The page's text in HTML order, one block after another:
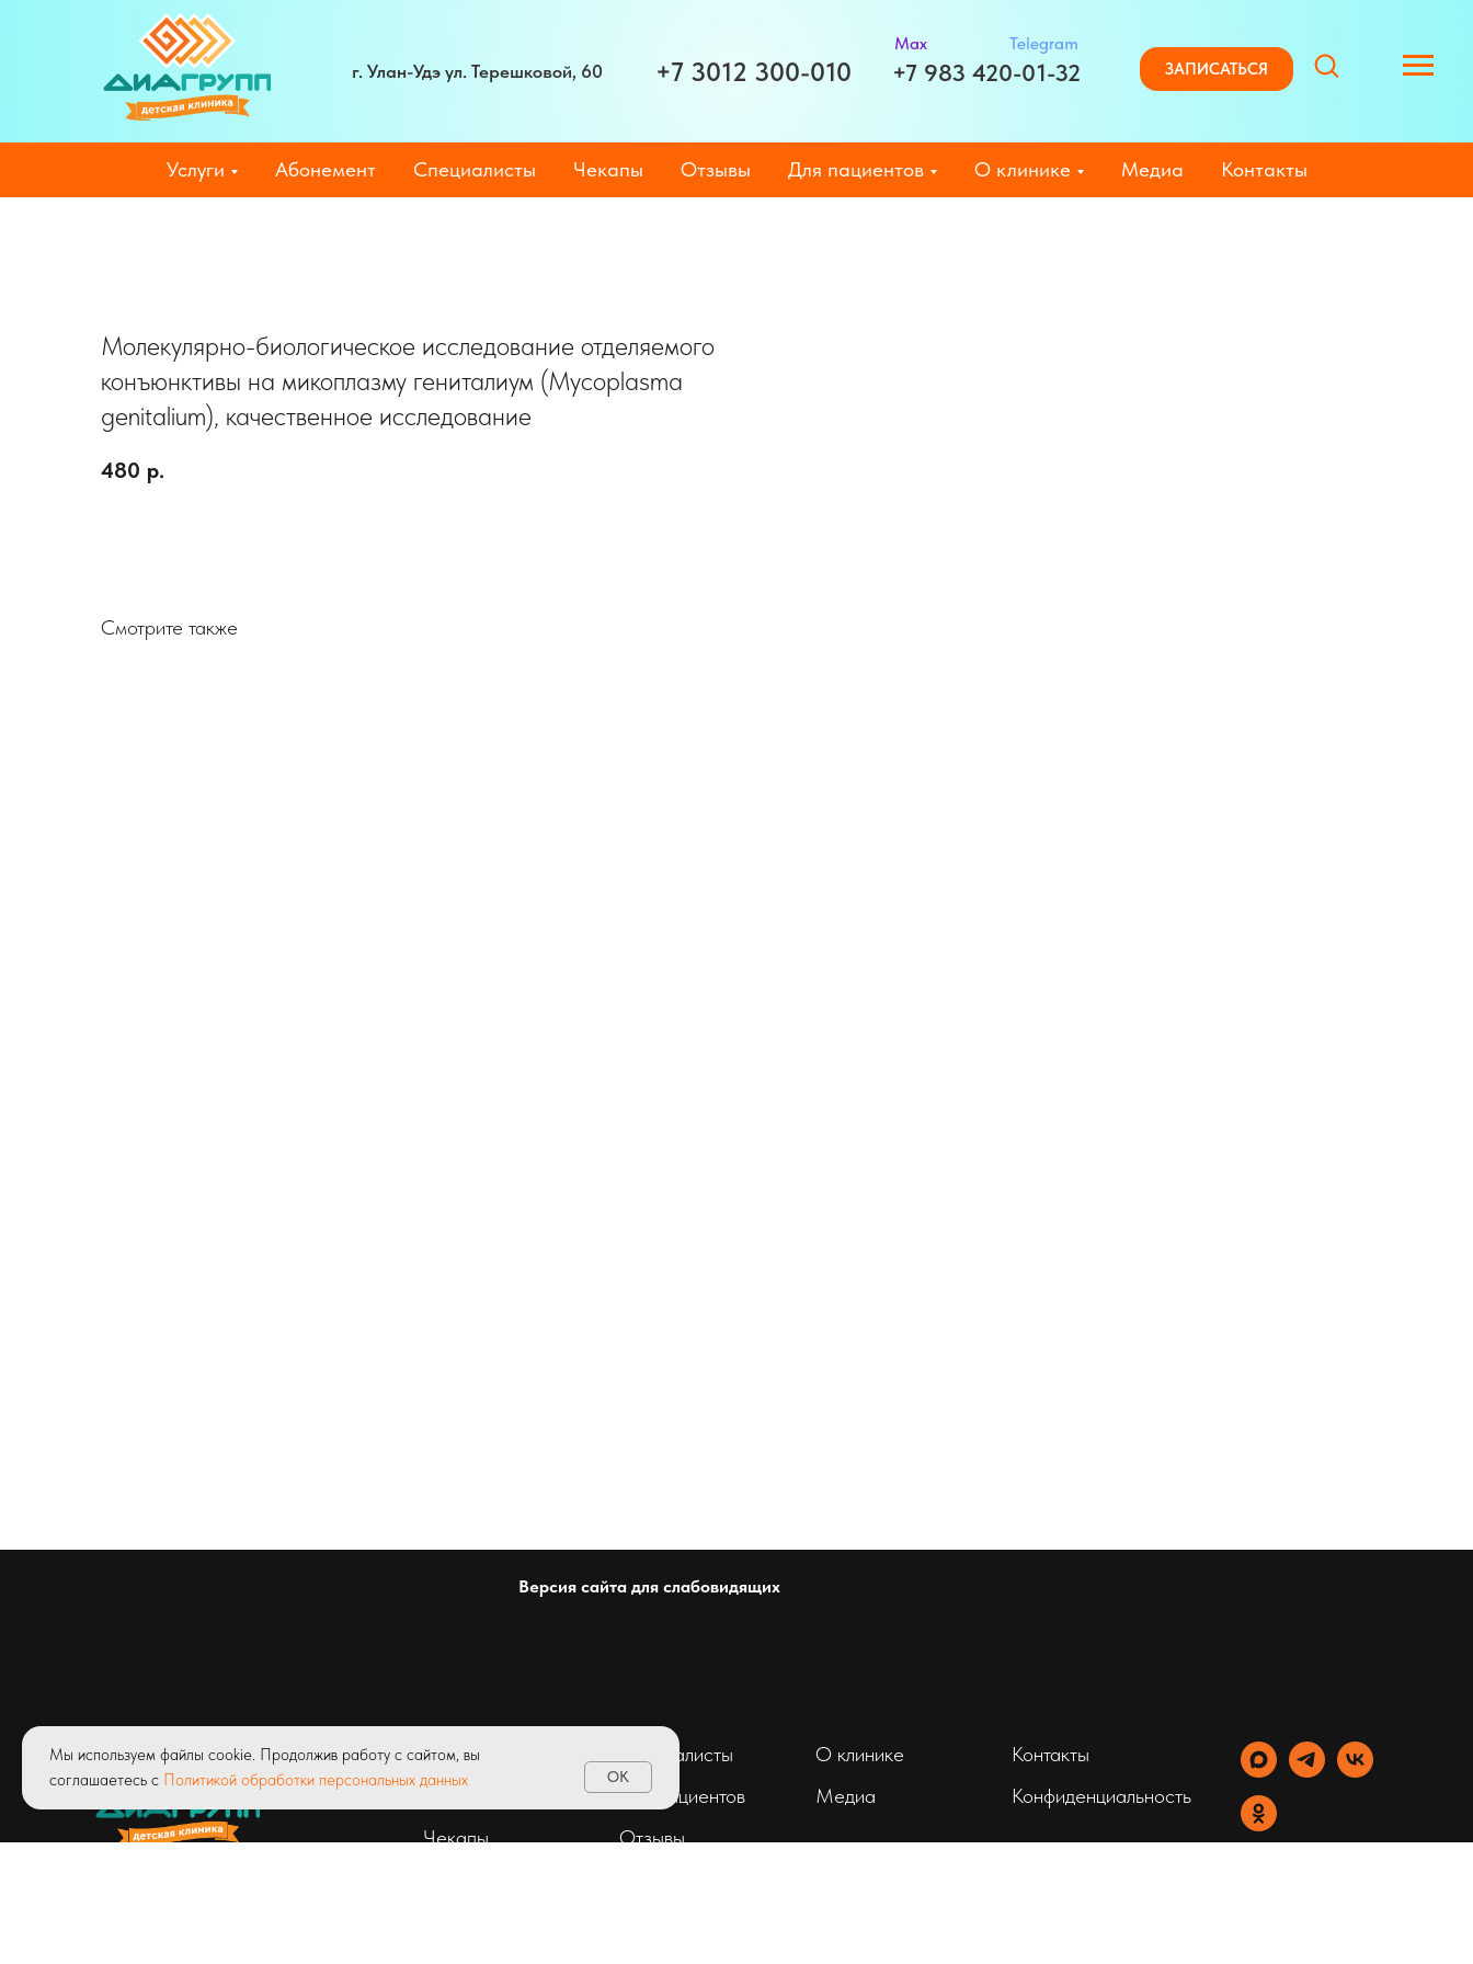
ЗАПИСАТЬСЯ
+7 3012 300-010 +7 983 420-01-32
Max Telegram
г. Улан-Удэ ул. Терешковой, 60
Услуги Абонемент Специалисты Чекапы Отзывы Для пациентов О клинике Медиа Контакты
Мы используем файлы cookie. Продолжив работу с сайтом, вы
соглашаетесь с Политикой обработки персональных данных OK
Молекулярно-биологическое исследование отделяемого
конъюнктивы на микоплазму гениталиум (Mycoplasma
genitalium), качественное исследование
480 р.
Смотрите также
Версия сайта для слабовидящих
Услуги
Абонемент
Чекапы
Специалисты
Для пациентов
Отзывы
О клинике
Медиа
Контакты
Конфиденциальность